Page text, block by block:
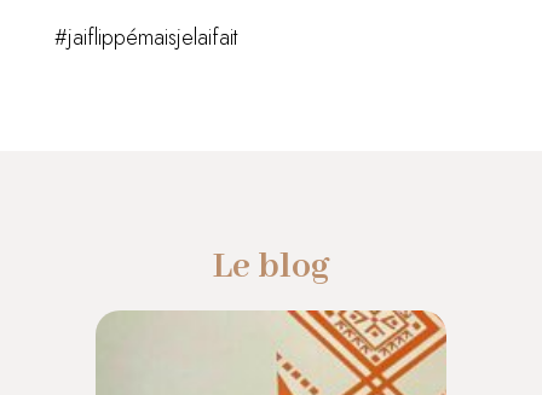
#jaiflippémaisjelaifait
Le blog